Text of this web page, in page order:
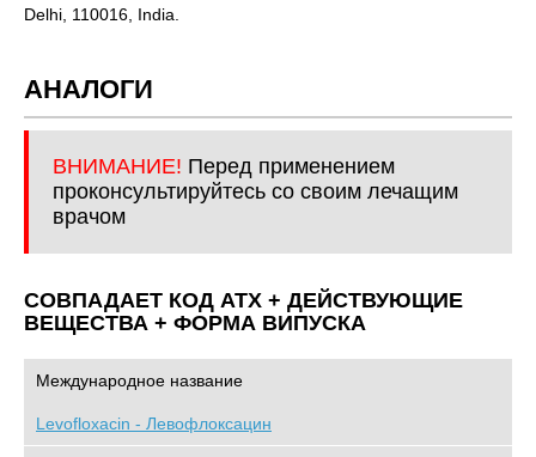
Delhi, 110016, India.
АНАЛОГИ
ВНИМАНИЕ! Перед применением
проконсультируйтесь со своим лечащим
врачом
СОВПАДАЕТ КОД ATХ + ДЕЙСТВУЮЩИЕ
ВЕЩЕСТВА + ФОРМА ВИПУСКА
Международное название
Levofloxacin - Левофлоксацин